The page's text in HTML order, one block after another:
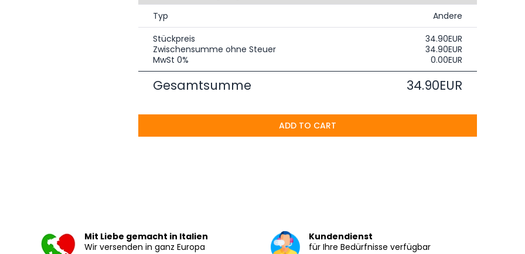
Typ
Andere
Stückpreis
34.90EUR
Zwischensumme ohne Steuer
34.90EUR
MwSt 0%
0.00EUR
Gesamtsumme 34.90EUR
ADD TO CART
Mit Liebe gemacht in Italien
Wir versenden in ganz Europa
Kundendienst
für Ihre Bedürfnisse verfügbar